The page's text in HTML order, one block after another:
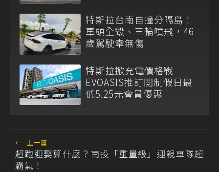
特斯拉台南自撞分隔島！
車頭全毀、三輪噴飛，46
歲駕駛幸無傷
特斯拉掀充電價格戰
EVOASIS推訂閱制假日最
低5.25元會員優惠
← 上一篇
超跑迎娶算什麼？南投「重量級」迎親車隊超
霸氣！